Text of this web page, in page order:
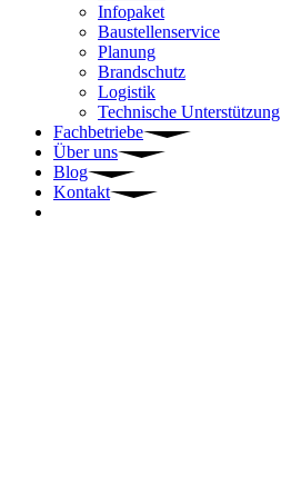
Infopaket
Baustellenservice
Planung
Brandschutz
Logistik
Technische Unterstützung
Fachbetriebe
Über uns
Blog
Kontakt